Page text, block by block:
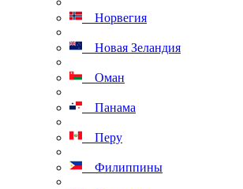
Норвегия
Новая Зеландия
Оман
Панама
Перу
Филиппины